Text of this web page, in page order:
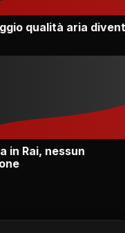
qualità aria
in Rai, nessun